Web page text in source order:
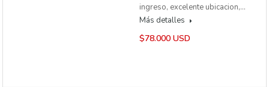
ingreso, excelente ubicacion,…
Más detalles
$78.000 USD